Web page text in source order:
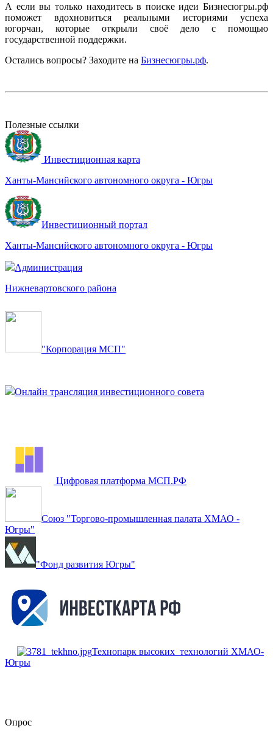
А если вы только находитесь в поиске идеи Бизнесюгры.рф
поможет вдохновиться реальными историями успеха
югорчан, которые открыли своё дело с помощью
государственной поддержки.
Остались вопросы? Заходите на Бизнесюгры.рф.
Полезные ссылки
Инвестиционная карта
Ханты-Мансийского автономного округа - Югры
Инвестиционный портал
Ханты-Мансийского автономного округа - Югры
Администрация
Нижневартовского района
"Корпорация МСП"
Онлайн трансляция инвестиционного совета
Цифровая платформа МСП.РФ
Союз "Торгово-промышленная палата ХМАО -
Югры"
"Фонд развития Югры"
Технопарк высоких технологий ХМАО-
Югры
Опрос